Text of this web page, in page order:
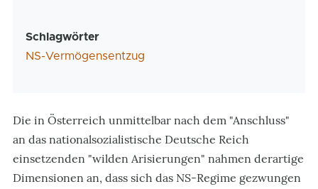
Schlagwörter
NS-Vermögensentzug
Die in Österreich unmittelbar nach dem "Anschluss"
an das nationalsozialistische Deutsche Reich
einsetzenden "wilden Arisierungen" nahmen derartige
Dimensionen an, dass sich das NS-Regime gezwungen